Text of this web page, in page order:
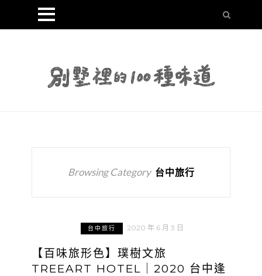
Browsing Category 台中旅行
台中旅行 2020 年 6 月 3 日
【百味旅形色】璞樹文旅
TREEART HOTEL｜2020 台中逢